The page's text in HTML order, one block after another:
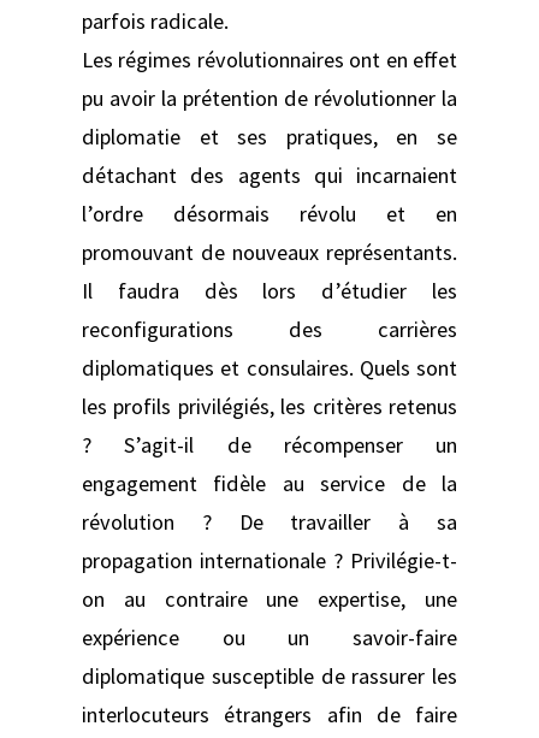
parfois radicale.
Les régimes révolutionnaires ont en effet
pu avoir la prétention de révolutionner la
diplomatie et ses pratiques, en se
détachant des agents qui incarnaient
l’ordre désormais révolu et en
promouvant de nouveaux représentants.
Il faudra dès lors d’étudier les
reconfigurations des carrières
diplomatiques et consulaires. Quels sont
les profils privilégiés, les critères retenus
? S’agit-il de récompenser un
engagement fidèle au service de la
révolution ? De travailler à sa
propagation internationale ? Privilégie-t-
on au contraire une expertise, une
expérience ou un savoir-faire
diplomatique susceptible de rassurer les
interlocuteurs étrangers afin de faire